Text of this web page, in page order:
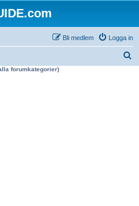
Logga in
Bli medlem
forumkategorier)